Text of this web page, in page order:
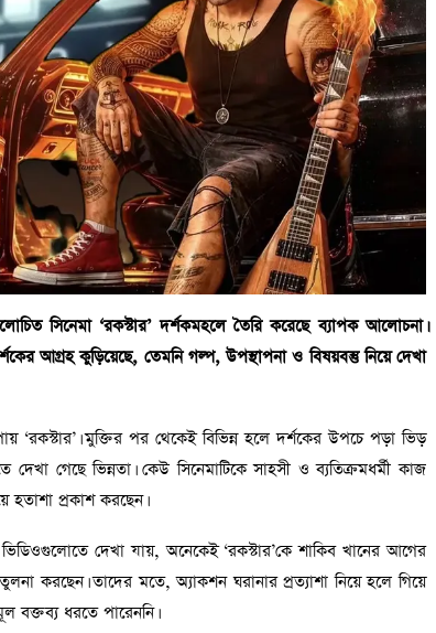
সিনেমা ‘রকস্টার’ দর্শকমহলে তৈরি করেছে ব্যাপক আলোচনা।
আগ্রহ কুড়িয়েছে, তেমনি গল্প, উপস্থাপনা ও বিষয়বস্তু নিয়ে দেখা
‘রকস্টার’। মুক্তির পর থেকেই বিভিন্ন হলে দর্শকের উপচে পড়া ভিড়
গেছে ভিন্নতা। কেউ সিনেমাটিকে সাহসী ও ব্যতিক্রমধর্মী কাজ
হতাশা প্রকাশ করছেন।
দেখা যায়, অনেকেই ‘রকস্টার’কে শাকিব খানের আগের
করছেন। তাদের মতে, অ্যাকশন ঘরানার প্রত্যাশা নিয়ে হলে গিয়ে
বক্তব্য ধরতে পারেননি।